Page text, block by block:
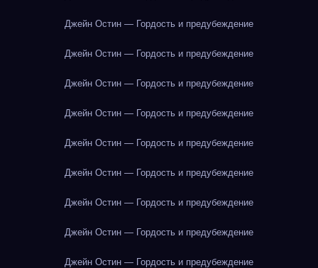
Джейн Остин — Гордость и предубеждение
Джейн Остин — Гордость и предубеждение
Джейн Остин — Гордость и предубеждение
Джейн Остин — Гордость и предубеждение
Джейн Остин — Гордость и предубеждение
Джейн Остин — Гордость и предубеждение
Джейн Остин — Гордость и предубеждение
Джейн Остин — Гордость и предубеждение
Джейн Остин — Гордость и предубеждение